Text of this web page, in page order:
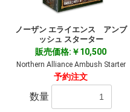
ノーザン エライエンス アンブ
ッシュ スターター
販売価格:￥10,500
Northern Alliance Ambush Starter
予約注文
数量